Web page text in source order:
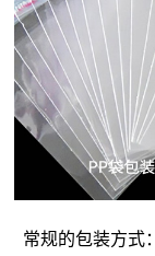
常规的包装方式